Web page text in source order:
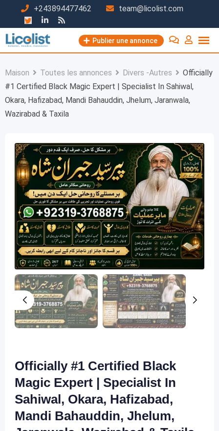
contenu
+243894477462 team@licolist.com
Publier une annonce
Maison Toutes les annonces Divers -Autres
Officially
#1 Certified Black Magic Expert | Specialist In Sahiwal,
Okara, Hafizabad, Mandi Bahauddin, Jhelum, Jaranwala,
Wazirabad & Taxila
Officially #1 Certified Black
Magic Expert | Specialist In
Sahiwal, Okara, Hafizabad,
Mandi Bahauddin, Jhelum,